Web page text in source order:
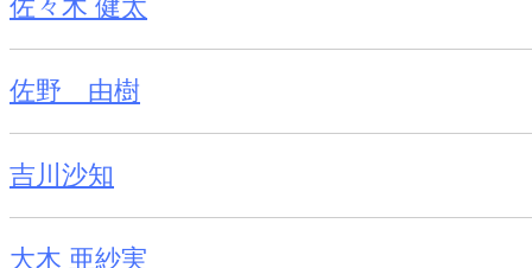
佐々木 健太
佐野 由樹
吉川沙知
大木 亜紗実